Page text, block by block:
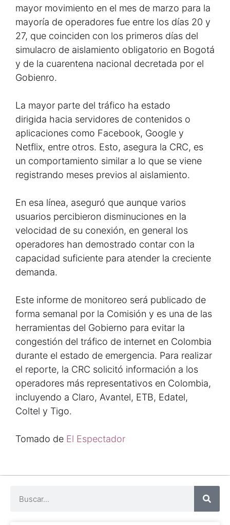
mayor movimiento en el mes de marzo para la
mayoría de operadores fue entre los días 20 y
27, que coinciden con los primeros días del
simulacro de aislamiento obligatorio en Bogotá
y de la cuarentena nacional decretada por el
Gobienro.
La mayor parte del tráfico ha estado
dirigida hacia servidores de contenidos o
aplicaciones como Facebook, Google y
Netflix, entre otros. Esto, asegura la CRC, es
un comportamiento similar a lo que se viene
registrando meses previos al aislamiento.
En esa línea, aseguró que aunque varios
usuarios percibieron disminuciones en la
velocidad de su conexión, en general los
operadores han demostrado contar con la
capacidad suficiente para atender la creciente
demanda.
Este informe de monitoreo será publicado de
forma semanal por la Comisión y es una de las
herramientas del Gobierno para evitar la
congestión del tráfico de internet en Colombia
durante el estado de emergencia. Para realizar
el reporte, la CRC solicitó información a los
operadores más representativos en Colombia,
incluyendo a Claro, Avantel, ETB, Edatel,
Coltel y Tigo.
Tomado de El Espectador